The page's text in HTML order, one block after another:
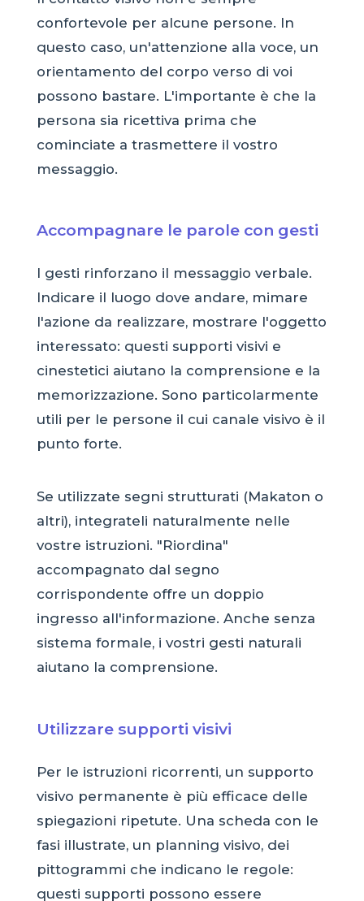
confortevole per alcune persone. In
questo caso, un'attenzione alla voce, un
orientamento del corpo verso di voi
possono bastare. L'importante è che la
persona sia ricettiva prima che
cominciate a trasmettere il vostro
messaggio.
Accompagnare le parole con gesti
I gesti rinforzano il messaggio verbale.
Indicare il luogo dove andare, mimare
l'azione da realizzare, mostrare l'oggetto
interessato: questi supporti visivi e
cinestetici aiutano la comprensione e la
memorizzazione. Sono particolarmente
utili per le persone il cui canale visivo è il
punto forte.
Se utilizzate segni strutturati (Makaton o
altri), integrateli naturalmente nelle
vostre istruzioni. "Riordina"
accompagnato dal segno
corrispondente offre un doppio
ingresso all'informazione. Anche senza
sistema formale, i vostri gesti naturali
aiutano la comprensione.
Utilizzare supporti visivi
Per le istruzioni ricorrenti, un supporto
visivo permanente è più efficace delle
spiegazioni ripetute. Una scheda con le
fasi illustrate, un planning visivo, dei
pittogrammi che indicano le regole:
questi supporti possono essere